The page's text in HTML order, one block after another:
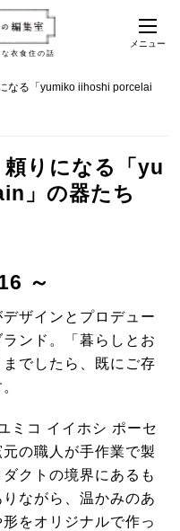
衣食住の話
メニュー
なる「yumiko iihoshi porcelai
りになる「yu
」の器たち
～
ザインとプロデュー
ンド。「暮らしとお
でしたら、既にご存
ミコ イイホシ ポーセ
の職人が手作業で製
クトの境界にあるも
ながら、温かみのあ
をオリジナルで作っ